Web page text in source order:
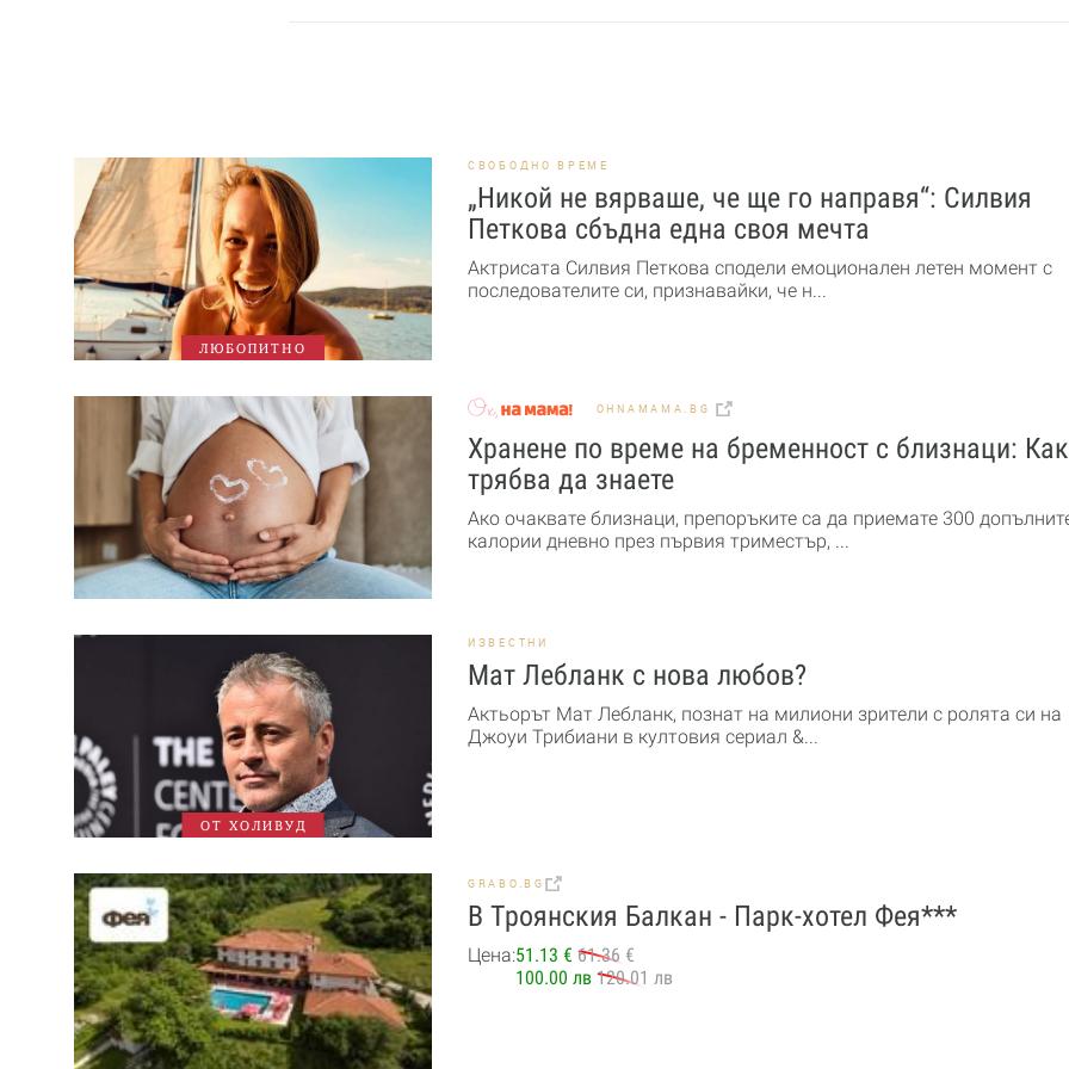
ЛЮБОПИТНО
СВОБОДНО ВРЕМЕ
„Никой не вярваше, че ще го направя“: Силвия
Петкова сбъдна една своя мечта
Актрисата Силвия Петкова сподели емоционален летен момент с
последователите си, признавайки, че н...
OHNAMAMA.BG
Хранене по време на бременност с близнаци:
трябва да знаете
Ако очаквате близнаци, препоръките са да приемате 300
калории дневно през първия триместър, ...
ОТ ХОЛИВУД
ИЗВЕСТНИ
Мат Лебланк с нова любов?
Актьорът Мат Лебланк, познат на милиони зрители с ролята си на
Джоуи Трибиани в култовия сериал &...
GRABO.BG
В Троянския Балкан - Парк-хотел Фея***
Цена:51.13 € 61.36 €
100.00 лв 120.01 лв